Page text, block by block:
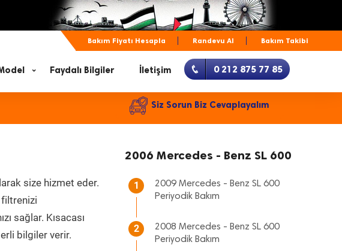
Bakım Fiyatı Hesapla Randevu Al Bakım Takibi
Faydalı Bilgiler İletişim 0 212 875 77 85
Siz Sorun Biz Cevaplayalım
size hizmet eder.
filtrenizi
sağlar. Kısacası
bilgiler verir.
2006 Mercedes - Benz SL 600
1
2009 Mercedes - Benz SL 600
Periyodik Bakım
2
2008 Mercedes - Benz SL 600
Periyodik Bakım